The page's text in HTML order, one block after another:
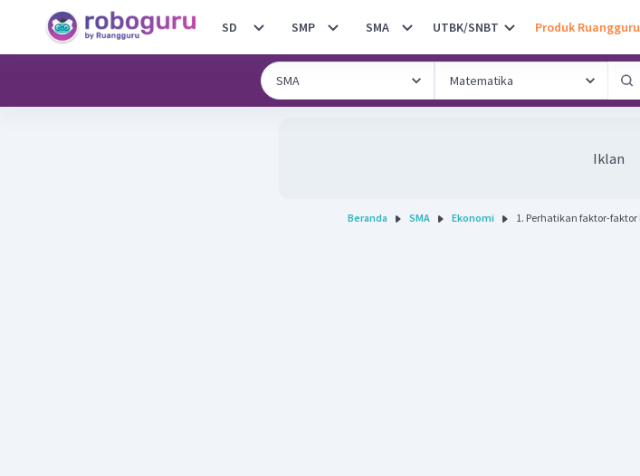
SD SMP SMA UTBK/SNBT Produk Ruangguru
Iklan
Beranda SMA Ekonomi